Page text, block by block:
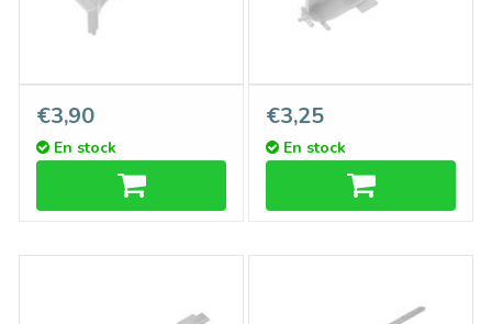
Raccord PLINTO 90º angle
extérieur
€3,90
En stock
Raccord PLINTO 90º angle
intérieur
€3,25
En stock